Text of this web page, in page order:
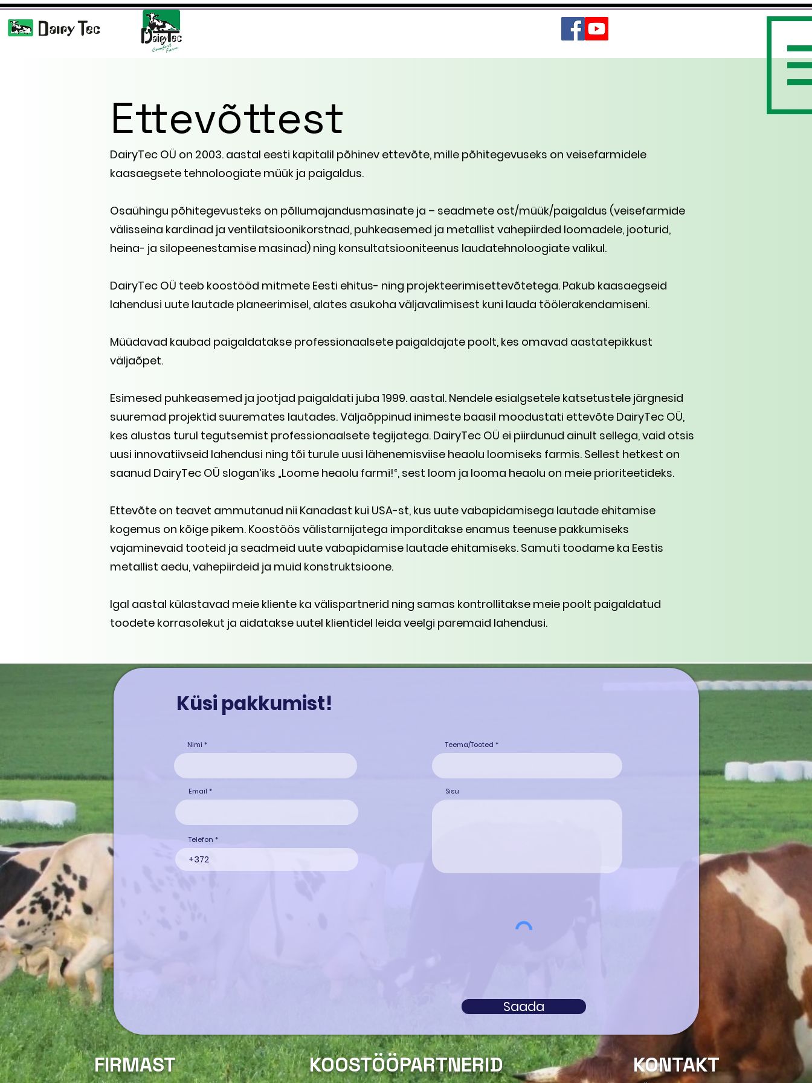
Ettevõttest
DairyTec OÜ on 2003. aastal eesti kapitalil põhinev ettevõte, mille põhitegevuseks on veisefarmidele
kaasaegsete tehnoloogiate müük ja paigaldus.
Osaühingu põhitegevusteks on põllumajandusmasinate ja – seadmete ost/müük/paigaldus (veisefarmide
välisseina kardinad ja ventilatsioonikorstnad, puhkeasemed ja metallist vahepiirded loomadele, jooturid,
heina- ja silopeenestamise masinad) ning konsultatsiooniteenus laudatehnoloogiate valikul.
DairyTec OÜ teeb koostööd mitmete Eesti ehitus- ning projekteerimisettevõtetega. Pakub kaasaegseid
lahendusi uute lautade planeerimisel, alates asukoha väljavalimisest kuni lauda töölerakendamiseni.
Müüdavad kaubad paigaldatakse professionaalsete paigaldajate poolt, kes omavad aastatepikkust
väljaõpet.
Esimesed puhkeasemed ja jootjad paigaldati juba 1999. aastal. Nendele esialgsetele katsetustele järgnesid
suuremad projektid suuremates lautades. Väljaõppinud inimeste baasil moodustati ettevõte DairyTec OÜ,
kes alustas turul tegutsemist professionaalsete tegijatega. DairyTec OÜ ei piirdunud ainult sellega, vaid otsis
uusi innovatiivseid lahendusi ning tõi turule uusi lähenemisviise heaolu loomiseks farmis. Sellest hetkest on
saanud DairyTec OÜ slogan’iks „Loome heaolu farmi!“, sest loom ja looma heaolu on meie prioriteetideks.
Ettevõte on teavet ammutanud nii Kanadast kui USA-st, kus uute vabapidamisega lautade ehitamise
kogemus on kõige pikem. Koostöös välistarnijatega imporditakse enamus teenuse pakkumiseks
vajaminevaid tooteid ja seadmeid uute vabapidamise lautade ehitamiseks. Samuti toodame ka Eestis
metallist aedu, vahepiirdeid ja muid konstruktsioone.
Igal aastal külastavad meie kliente ka välispartnerid ning samas kontrollitakse meie poolt paigaldatud
toodete korrasolekut ja aidatakse uutel klientidel leida veelgi paremaid lahendusi.
Küsi pakkumist!
Nimi
Email
Telefon
Teema/Tooted
Sisu
Saada
FIRMAST KOOSTÖÖPARTNERID KONTAKT